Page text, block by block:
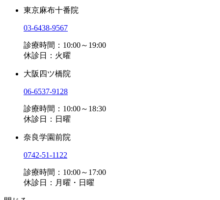
東京麻布十番院
03-6438-9567
診療時間：10:00～19:00
休診日：火曜
大阪四ツ橋院
06-6537-9128
診療時間：10:00～18:30
休診日：日曜
奈良学園前院
0742-51-1122
診療時間：10:00～17:00
休診日：月曜・日曜